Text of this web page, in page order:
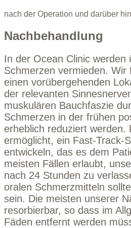
nach der Operation und darüber
Nachbehandlung
In der Ocean Clinic werden
Schmerzen vermieden. Wir
einen vorübergehenden
der relevanten
muskulären Bauchfaszie
Schmerzen in der frühen
erheblich reduziert werden.
ermöglicht, ein Fast-Track-
entwickeln, das es dem
meisten Fällen erlaubt,
nach 24 Stunden zu
oralen Schmerzmitteln
sein. Die meisten unserer
resorbierbar, so dass im
Fäden entfernt werden